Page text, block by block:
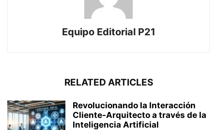
Equipo Editorial P21
RELATED ARTICLES
Revolucionando la Interacción
Cliente-Arquitecto a través de la
Inteligencia Artificial